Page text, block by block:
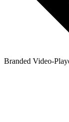
Branded Video-